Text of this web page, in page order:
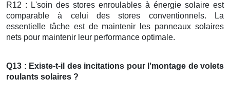
R12 : L'soin des stores enroulables à énergie solaire est
comparable à celui des stores conventionnels. La
essentielle tâche est de maintenir les panneaux solaires
nets pour maintenir leur performance optimale.
Q13 : Existe-t-il des incitations pour l'montage de volets
roulants solaires ?